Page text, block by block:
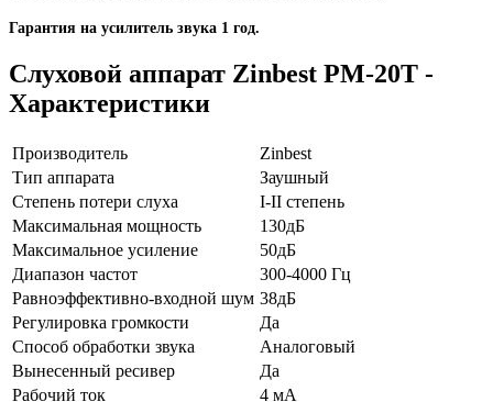
Гарантия на усилитель звука 1 год.
Слуховой аппарат Zinbest РМ-20Т -
Характеристики
Производитель
Zinbest
Тип аппарата
Заушный
Степень потери слуха
I-II степень
Максимальная мощность
130дБ
Максимальное усиление
50дБ
Диапазон частот
300-4000 Гц
Равноэффективно-входной шум 38дБ
Регулировка громкости
Да
Способ обработки звука
Аналоговый
Вынесенный ресивер
Да
Рабочий ток
4 мА